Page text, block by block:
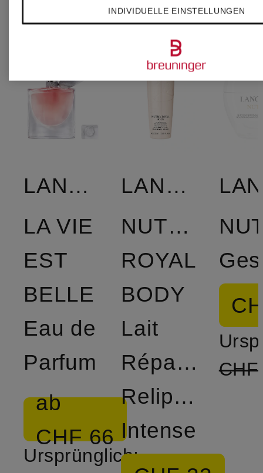
LANCÔME
LA VIE
EST
BELLE
Eau de
Parfum
ab
CHF 66
Ursprünglich:
LANCÔME
NUTRIX
ROYAL
BODY
Lait
Réparateur
Relipidant
Intense
INDIVIDUELLE EINSTELLUNGEN